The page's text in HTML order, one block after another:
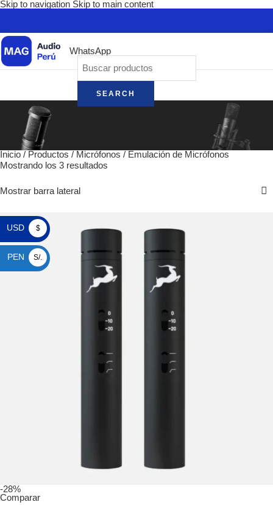
Skip to navigation Skip to main content
WhatsApp
SEARCH
Inicio / Productos / Micrófonos / Emulación de Micrófonos
Mostrando los 3 resultados
Mostrar barra lateral
-28%
Comparar
USD $
PEN S/.